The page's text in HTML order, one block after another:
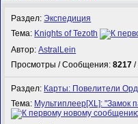
Раздел:Экспедиция
Тема: Knights of Tezoth
Автор:AstralLein
Просмотры / Сообщения:8217 /
Раздел: Карты: Повелители
Тема: Мультиплеер[XL]: "Замок